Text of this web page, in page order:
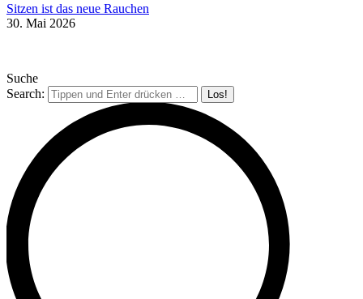
Sitzen ist das neue Rauchen
30. Mai 2026
Suche
Search: